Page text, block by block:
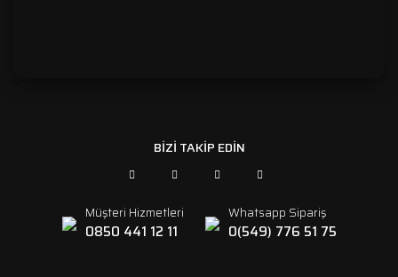
BİZİ TAKİP EDİN
Müşteri Hizmetleri
0850 441 12 11
Whatsapp Sipariş
0(549) 776 51 75